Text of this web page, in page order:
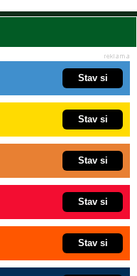
Stav si
Stav si
Stav si
Stav si
Stav si